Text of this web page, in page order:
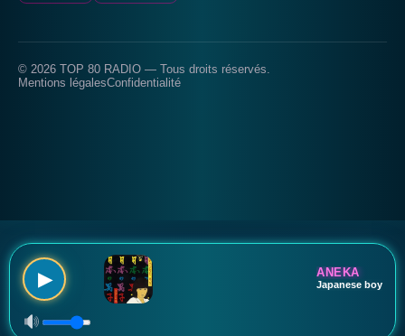
▶ ANEKA
Japanese boy
© 2026 TOP 80 RADIO — Tous droits réservés.
Mentions légalesConfidentialité